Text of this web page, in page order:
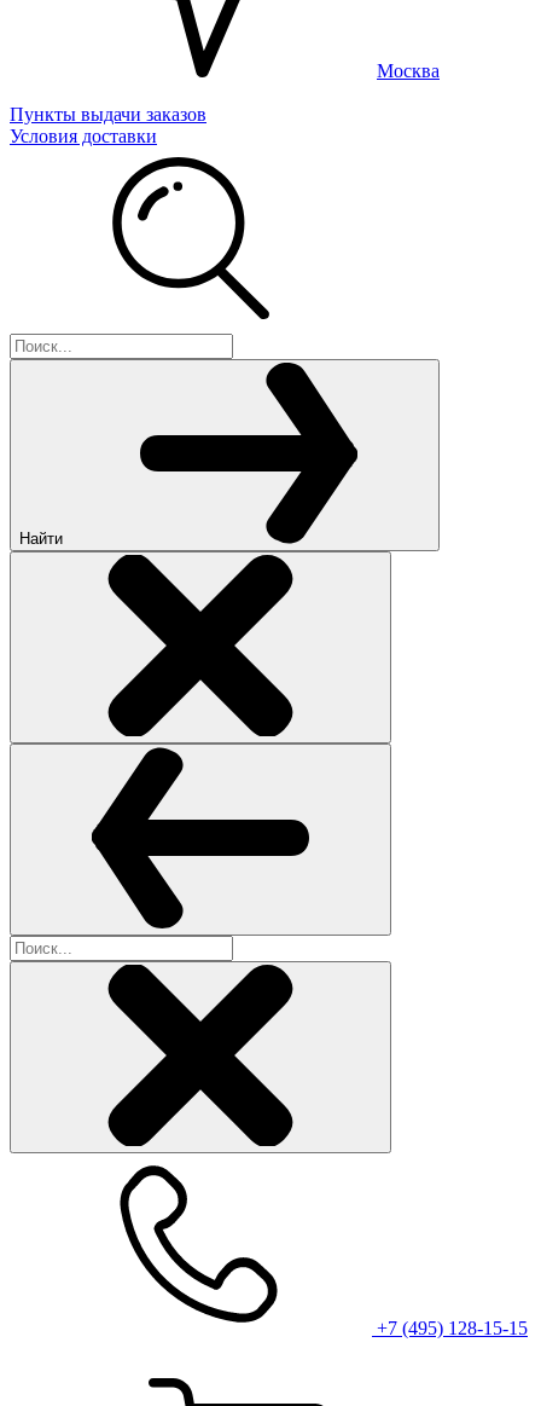
Москва
Пункты выдачи заказов
Условия доставки
Найти
+7 (495) 128-15-15